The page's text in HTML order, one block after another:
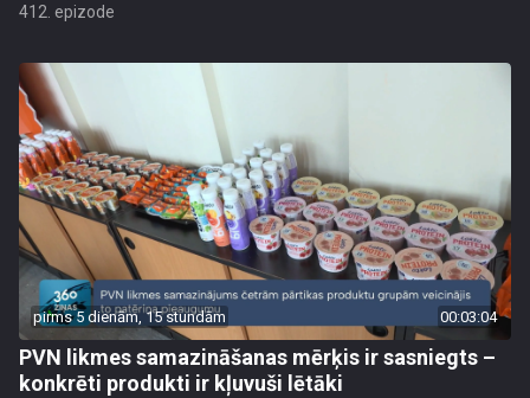
412. epizode
pirms 5 dienām, 15 stundām 00:03:04
PVN likmes samazināšanas mērķis ir sasniegts –
konkrēti produkti ir kļuvuši lētāki